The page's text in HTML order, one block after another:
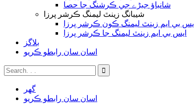
شانباؤ جبڑے جي ڪرشنگ جا حصا
شيبانگ زينٿ ليمنگ ڪرشر پرزا
ايس بي ايم زينٿ ليمنگ ڪون ڪرشر پرزا
ايس بي ايم زينٿ ليمنگ جا ڪرشر پرزا
بلاگز
اسان سان رابطو ڪريو
گھر
اسان سان رابطو ڪريو